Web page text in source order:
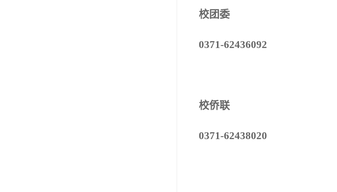
校团委
0371-62436092
校侨联
0371-62438020